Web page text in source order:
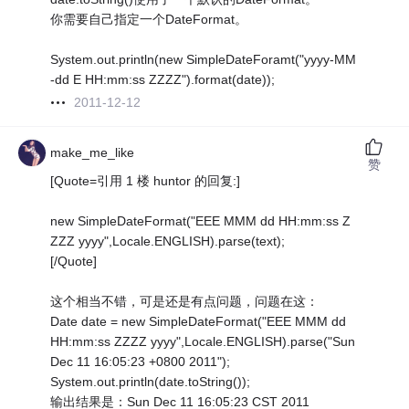
你需要自己指定一个DateFormat。
System.out.println(new SimpleDateForamt("yyyy-MM
-dd E HH:mm:ss ZZZZ").format(date));
2011-12-12
make_me_like
[Quote=引用 1 楼 huntor 的回复:]
new SimpleDateFormat("EEE MMM dd HH:mm:ss Z
ZZZ yyyy",Locale.ENGLISH).parse(text);
[/Quote]
这个相当不错，可是还是有点问题，问题在这：
Date date = new SimpleDateFormat("EEE MMM dd
HH:mm:ss ZZZZ yyyy",Locale.ENGLISH).parse("Sun
Dec 11 16:05:23 +0800 2011");
System.out.println(date.toString());
输出结果是：Sun Dec 11 16:05:23 CST 2011
赞